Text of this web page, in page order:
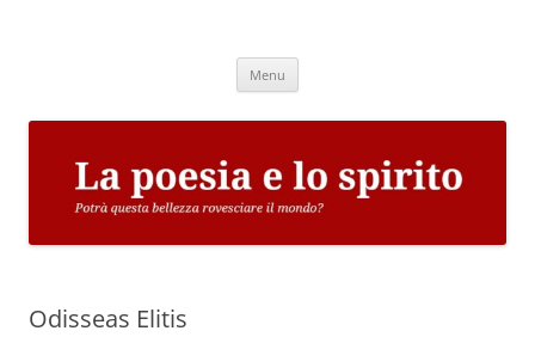
Menu
Odisseas Elitis